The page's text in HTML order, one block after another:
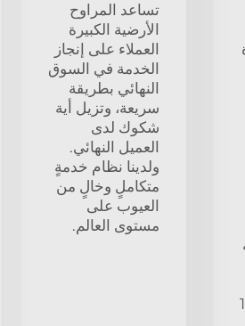
تساعد المراوح
الأرضية الكبيرة
العملاء على إنجاز
الخدمة في السوق
النهائي بطريقة
سريعة، وتزيل أية
شكوك لدى
العميل النهائي.
ولدينا نظام خدمةٍ
متكاملٍ وخالٍ من
العيوب على
مستوى العالم.